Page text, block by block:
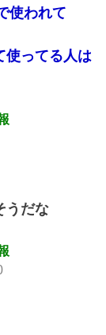
使われて
使ってる人は
うだな